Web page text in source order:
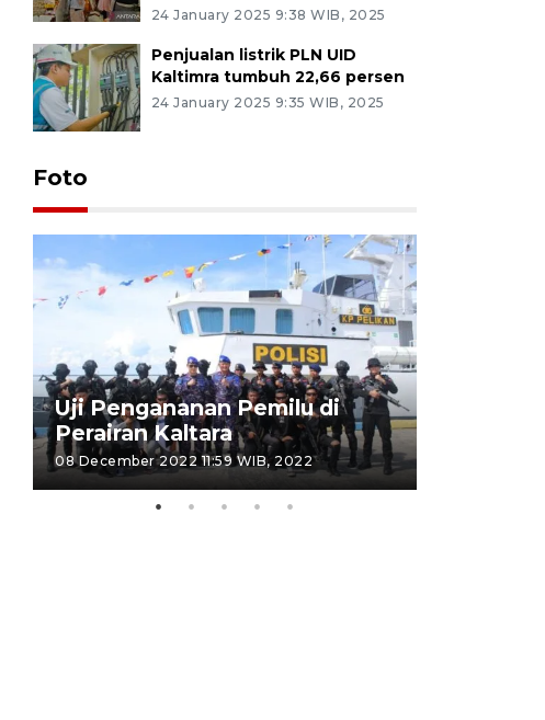
24 January 2025 9:38 WIB, 2025
Penjualan listrik PLN UID
Kaltimra tumbuh 22,66 persen
24 January 2025 9:35 WIB, 2025
Foto
Uji Pengananan Pemilu di
Perairan Kaltara
08 December 2022 11:59 WIB, 2022